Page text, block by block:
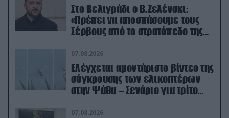
Στο Βελιγράδι ο Β.Ζελένσκι:
«Πρέπει να αποσπάσουμε τους
Σέρβους από το στρατόπεδο της
Ρωσίας»
07.08.2026
Ελέγχεται αμοντάριστο βίντεο της
σύγκρουσης των ελικοπτέρων
στην Ψάθα – Σενάριο για τρίτο
ελικόπτερο
07.08.2026